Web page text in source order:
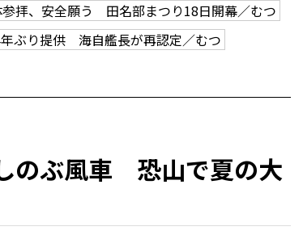
参拝、安全願う 田名部まつり18日開幕／むつ
ぶり提供 海自艦長が再認定／むつ
のぶ風車 恐山で夏の大